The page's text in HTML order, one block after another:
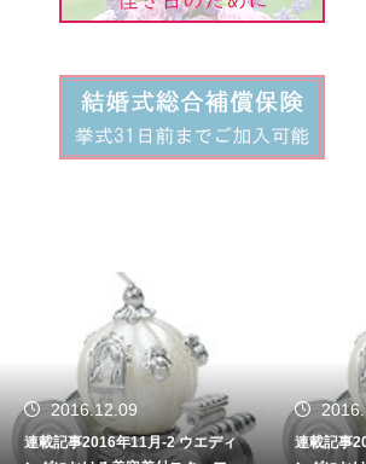
-2 ウエディ
2016.12.09
連載記事2016年11月-1 ウエディ